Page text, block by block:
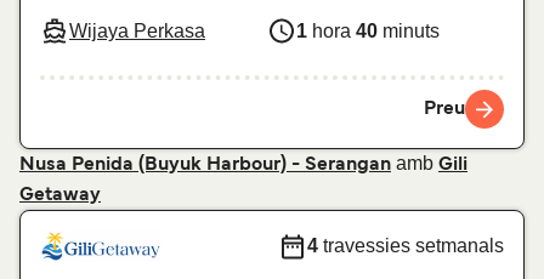
Wijaya Perkasa 1 hora 40 minuts
Preu
Nusa Penida (Buyuk Harbour) - Serangan amb Gili
Getaway
4 travessies setmanals